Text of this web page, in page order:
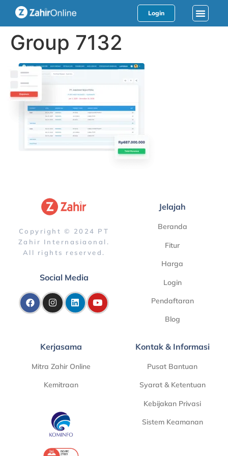
Login
Group 7132
Copyright © 2024 PT
Zahir Internasiaonal.
All rights reserved.
Social Media
Jelajah
Beranda
Fitur
Harga
Login
Pendaftaran
Blog
Kerjasama
Mitra Zahir Online
Kemitraan
Kontak & Informasi
Pusat Bantuan
Syarat & Ketentuan
Kebijakan Privasi
Sistem Keamanan